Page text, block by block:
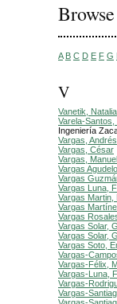
A B C D E F G
V
Vanetik, Natalia
Varela-Santos,
Ingeniería
Vargas, Andrés
Vargas, César
Vargas, Manuel
Vargas
Vargas
Vargas Luna,
Vargas Martin,
Vargas
Vargas
Vargas Solar,
Vargas Solar,
Vargas Soto,
Vargas-
Vargas-Félix,
Vargas-Luna,
Vargas-
Vargas-